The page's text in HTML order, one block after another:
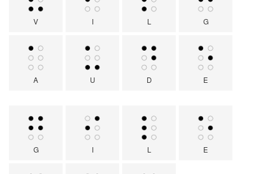
V I L G
A U D E
G I L E